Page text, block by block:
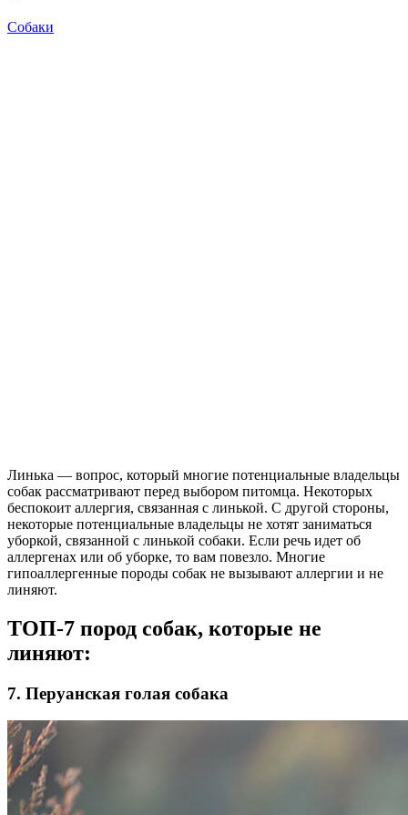
Собаки
Линька — вопрос, который многие потенциальные владельцы
собак рассматривают перед выбором питомца. Некоторых
беспокоит аллергия, связанная с линькой. С другой стороны,
некоторые потенциальные владельцы не хотят заниматься
уборкой, связанной с линькой собаки. Если речь идет об
аллергенах или об уборке, то вам повезло. Многие
гипоаллергенные породы собак не вызывают аллергии и не
линяют.
ТОП-7 пород собак, которые не
линяют:
7. Перуанская голая собака